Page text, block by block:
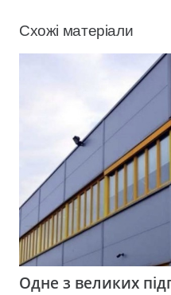
Схожі матеріали
Одне з великих